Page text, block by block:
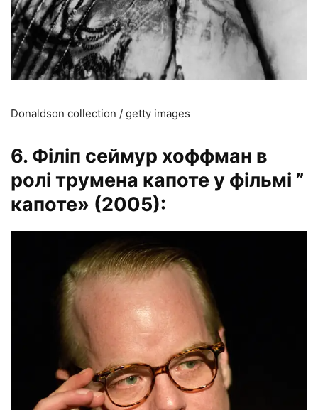
Donaldson collection / getty images
6. Філіп сеймур хоффман в
ролі трумена капоте у фільмі ”
капоте» (2005):